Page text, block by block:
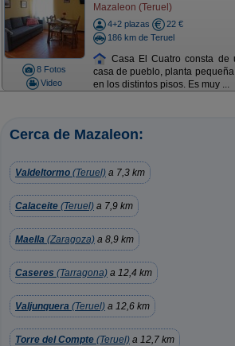
8 Fotos
Video
Mazaleon (Teruel)
4+2 plazas
22 €
186 km de Teruel
Casa El Cuatro consta de
casa de pueblo, planta
en los distintos pisos. Es muy ...
Cerca de Mazaleon:
Valdeltormo (Teruel) a 7,3 km
Calaceite (Teruel) a 7,9 km
Maella (Zaragoza) a 8,9 km
Caseres (Tarragona) a 12,4 km
Valjunquera (Teruel) a 12,6 km
Torre del Compte (Teruel) a 12,7 km